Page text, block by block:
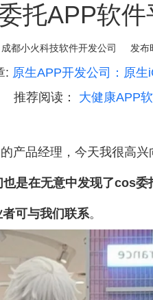
托APP软
成都小火科技软件开发公司 发布
: 原生APP开发公司：原
推荐阅读： 大健康APP
产品经理，今天我很高
也是在无意中发现了cos
可与我们联系。